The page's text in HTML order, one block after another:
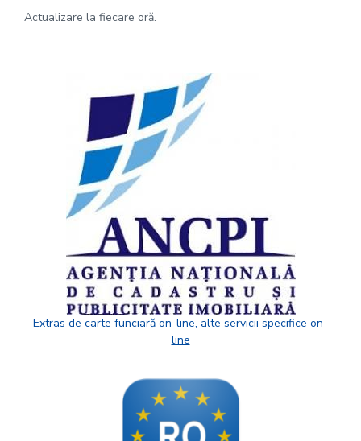
Actualizare la fiecare oră.
Extras de carte funciară on-line, alte servicii specifice on-
line